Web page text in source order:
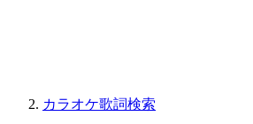
カラオケ歌詞検索